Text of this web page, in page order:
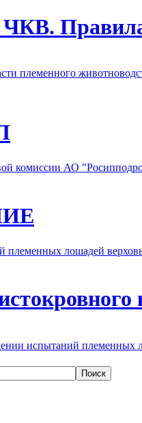
племенного
комиссии АО
племенных лошадей
испытаний племенных